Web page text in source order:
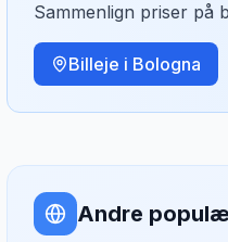
Sammenlign priser på
Billeje i Bologna
Andre